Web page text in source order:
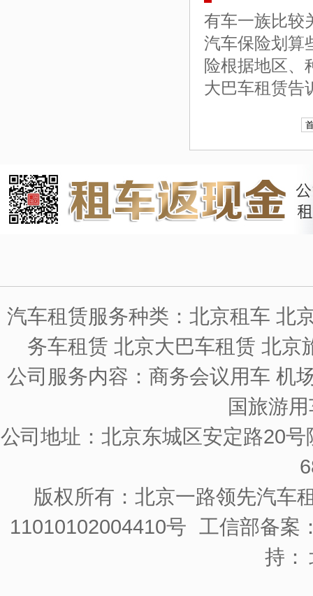
有车一族比较
汽车保险划算
险根据地区、
大巴车租赁告
汽车租赁服务种类：北京租车 北
务车租赁 北京大巴车租赁 北京
公司服务内容：商务会议用车 机
国旅游
公司地址：北京东城区安定路20
版权所有：北京一路领先汽车
11010102004410号 工信部备案
持：